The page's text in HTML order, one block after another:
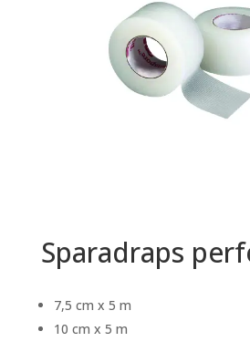
Sparadraps
7,5 cm x 5 m
10 cm x 5 m